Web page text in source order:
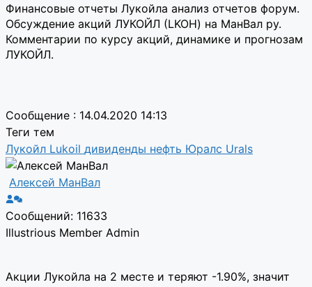
Финансовые отчеты Лукойла анализ отчетов форум.
Обсуждение акций ЛУКОЙЛ (LKOH) на МанВал ру.
Комментарии по курсу акций, динамике и прогнозам
ЛУКОЙЛ.
Сообщение : 14.04.2020 14:13
Теги тем
Лукойл Lukoil дивиденды нефть Юралс Urals
Алексей МанВал
Сообщений: 11633
Illustrious Member Admin
Акции Лукойла на 2 месте и теряют -1.90%, значит